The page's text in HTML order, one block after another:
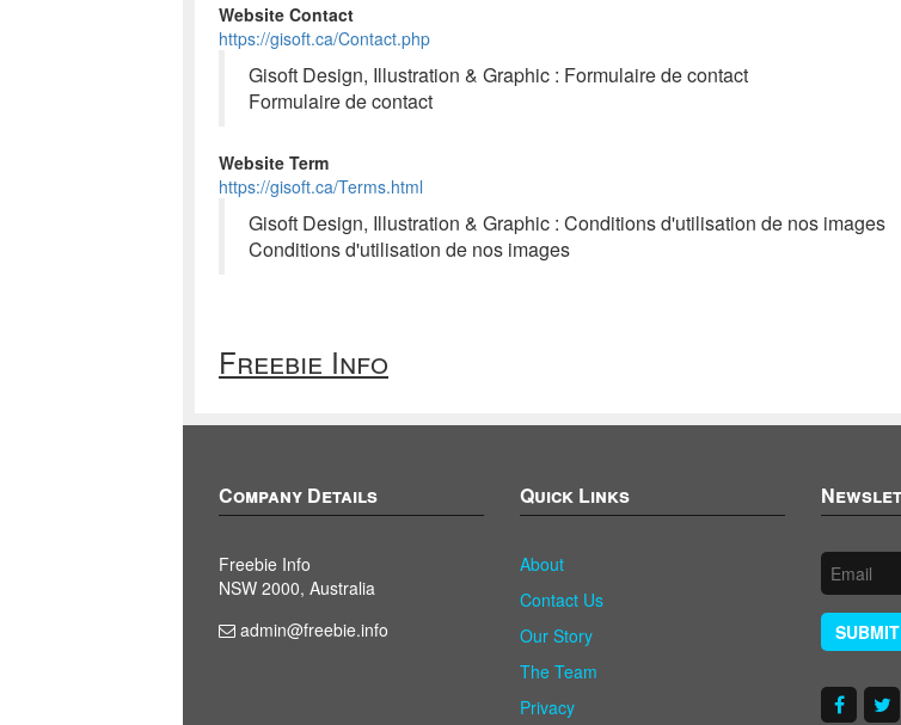
Website Contact
https://gisoft.ca/Contact.php
Gisoft Design, Illustration & Graphic : Formulaire de contact
Formulaire de contact
Website Term
https://gisoft.ca/Terms.html
Gisoft Design, Illustration & Graphic : Conditions d'utilisation de nos images
Conditions d'utilisation de nos images
Freebie Info
Company Details
Freebie Info
NSW 2000, Australia
admin@freebie.info
Quick Links
About
Contact Us
Our Story
The Team
Privacy
SUBMIT